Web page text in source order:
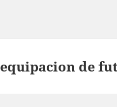
equipacion de